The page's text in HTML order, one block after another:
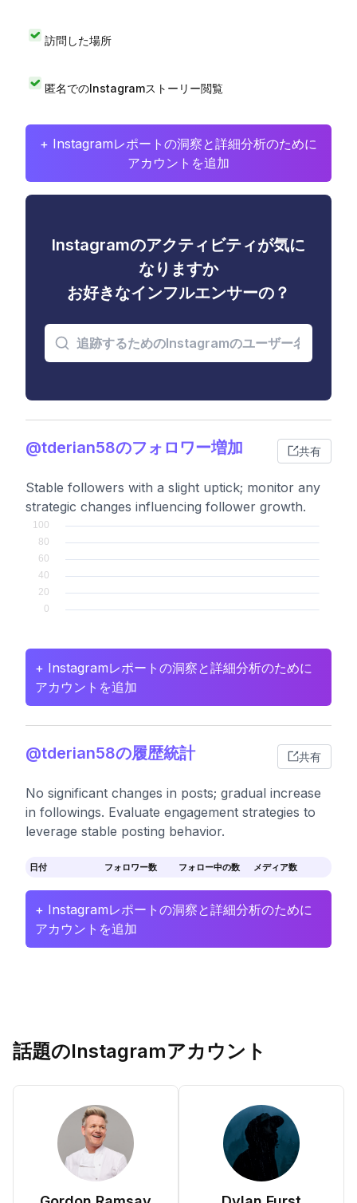
訪問した場所
匿名でのInstagramストーリー閲覧
+ Instagramレポートの洞察と詳細分析のために
アカウントを追加
Instagramのアクティビティが気に
なりますか
お好きなインフルエンサーの？
@tderian58のフォロワー増加 共有
Stable followers with a slight uptick; monitor any
strategic changes influencing follower growth.
+ Instagramレポートの洞察と詳細分析のために
アカウントを追加
@tderian58の履歴統計 共有
No significant changes in posts; gradual increase
in followings. Evaluate engagement strategies to
leverage stable posting behavior.
日付 フォロワー数 フォロー中の数 メディア数
+ Instagramレポートの洞察と詳細分析のために
アカウントを追加
話題のInstagramアカウント